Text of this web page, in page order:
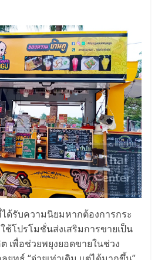
ด้รับความนิยมหากต้องการกระ
ช้โปรโมชั่นส่งเสริมการขายเป็น
เพื่อช่วยพยุงยอดขายในช่วง